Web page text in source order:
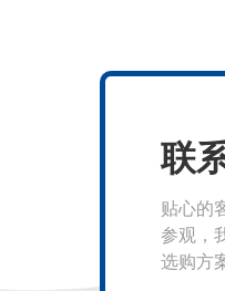
联
贴心的
参观，
选购方